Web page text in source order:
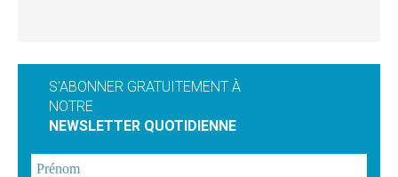
S'ABONNER GRATUITEMENT À
NOTRE
NEWSLETTER QUOTIDIENNE